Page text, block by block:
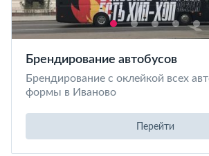
Брендирование автобусов
Брендирование с оклейкой всех
формы в Иваново
Перейти